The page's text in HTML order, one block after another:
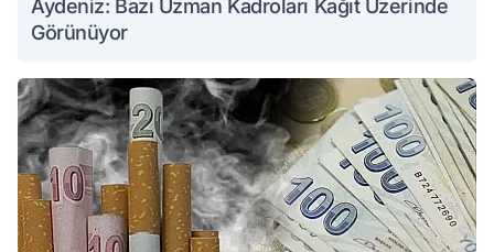
Aydeniz: Bazı Uzman Kadroları Kağıt Üzerinde
Görünüyor